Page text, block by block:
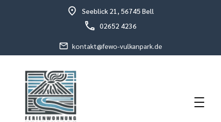
Seeblick 21, 56745 Bell
02652 4236
kontakt@fewo-vulkanpark.de